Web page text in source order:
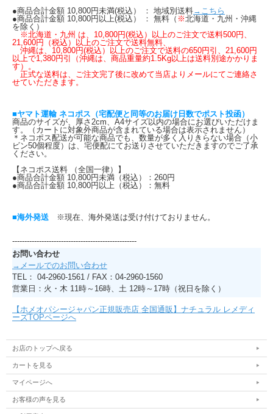
●商品合計金額 10,800円未満(税込） ： 地域別送料→こちら
●商品合計金額 10,800円以上(税込） ： 無料（ ※北海道・九州・沖縄
を除く）
※北海道・九州 は、10,800円(税込）以上のご注文で送料500円、
21,600円（税込）以上のご注文で送料無料、
沖縄は、10,800円(税込）以上のご注文で送料の650円引、21,600円
以上で1,380円引（沖縄は、商品重量約1.5Kg以上は送料別途かかりま
す）。
正式な送料は、ご注文完了後に改めて当店よりメールにてご連絡さ
せていただきます。
■ヤマト運輸 ネコポス（宅配便と同等のお届け日数でポスト投函）
商品のサイズが、厚さ2cm、A4サイズ以内の場合にお選びいただけま
す。（カートに対象外商品が含まれている場合は表示されません）
＊ネコポス配送が可能な商品でも、数量が多く入りきらない場合（小
ビン50個程度）は、宅便配にてお送りさせていただきますのでご了承
ください。
【ネコポス送料 （全国一律）】
●商品合計金額 10,800円未満（税込）：260円
●商品合計金額 10,800円以上（税込）：無料
■海外発送 ※現在、海外発送は受け付けておりません。
---------------------------------------------------
お問い合わせ
→メールでのお問い合わせ
TEL： 04-2960-1561 / FAX：04-2960-1560
営業日：火・木 11時～16時、土 12時～17時（祝日を除く）
【ホメオパシージャパン正規販売店 全国通販】ナチュラル レメディ
ーズTOPページへ
お店のトップへ戻る
カートを見る
マイページへ
お客様の声を見る